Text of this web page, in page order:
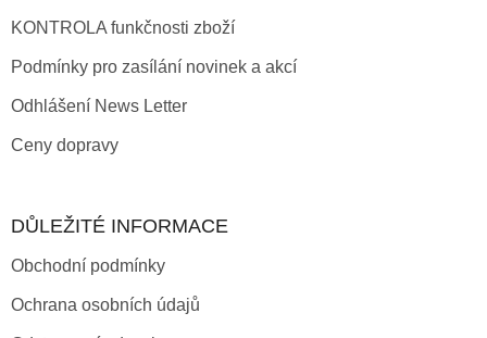
KONTROLA funkčnosti zboží
Podmínky pro zasílání novinek a akcí
Odhlášení News Letter
Ceny dopravy
DŮLEŽITÉ INFORMACE
Obchodní podmínky
Ochrana osobních údajů